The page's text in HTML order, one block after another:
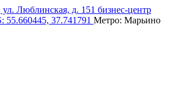
Люблинская, д. 151 бизнес-центр
37.741791 Метро: Марьино